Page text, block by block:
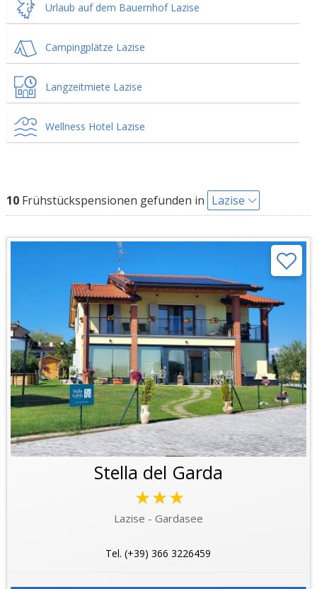
Urlaub auf dem Bauernhof Lazise
Campingplätze Lazise
Langzeitmiete Lazise
Wellness Hotel Lazise
10Frühstückspensionen gefunden in Lazise
Stella del Garda
★★★
Lazise - Gardasee
Tel. (+39) 366 3226459